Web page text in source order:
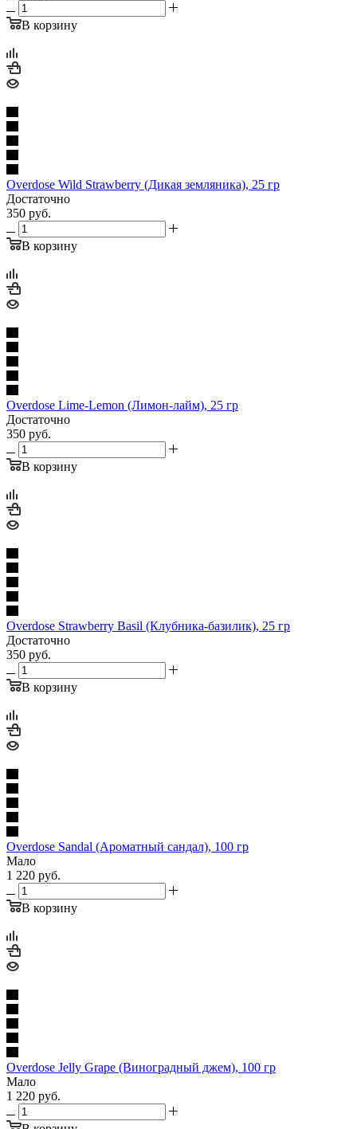
В корзину
Overdose Wild Strawberry (Дикая земляника), 25 гр
Достаточно
350 руб.
В корзину
Overdose Lime-Lemon (Лимон-лайм), 25 гр
Достаточно
350 руб.
В корзину
Overdose Strawberry Basil (Клубника-базилик), 25 гр
Достаточно
350 руб.
В корзину
Overdose Sandal (Ароматный сандал), 100 гр
Мало
1 220 руб.
В корзину
Overdose Jelly Grape (Виноградный джем), 100 гр
Мало
1 220 руб.